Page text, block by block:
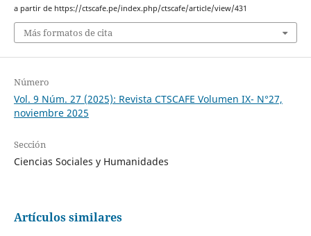
a partir de https://ctscafe.pe/index.php/ctscafe/article/view/431
Más formatos de cita
Número
Vol. 9 Núm. 27 (2025): Revista CTSCAFE Volumen IX- N°27,
noviembre 2025
Sección
Ciencias Sociales y Humanidades
Artículos similares